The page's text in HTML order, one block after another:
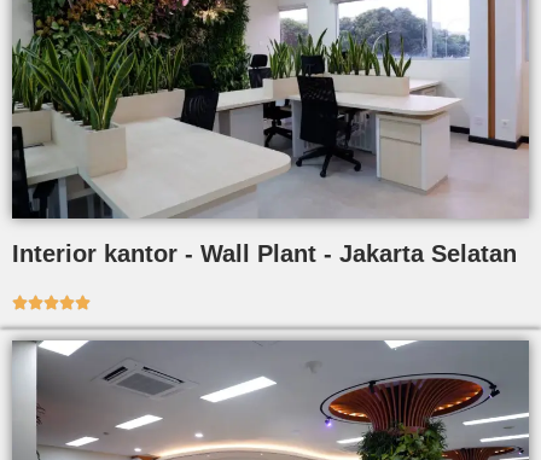
Interior kantor - Wall Plant - Jakarta Selatan
